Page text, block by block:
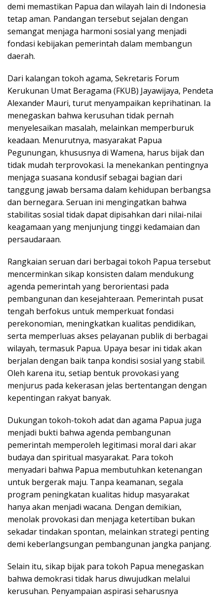
demi memastikan Papua dan wilayah lain di Indonesia
tetap aman. Pandangan tersebut sejalan dengan
semangat menjaga harmoni sosial yang menjadi
fondasi kebijakan pemerintah dalam membangun
daerah.
Dari kalangan tokoh agama, Sekretaris Forum
Kerukunan Umat Beragama (FKUB) Jayawijaya, Pendeta
Alexander Mauri, turut menyampaikan keprihatinan. Ia
menegaskan bahwa kerusuhan tidak pernah
menyelesaikan masalah, melainkan memperburuk
keadaan. Menurutnya, masyarakat Papua
Pegunungan, khususnya di Wamena, harus bijak dan
tidak mudah terprovokasi. Ia menekankan pentingnya
menjaga suasana kondusif sebagai bagian dari
tanggung jawab bersama dalam kehidupan berbangsa
dan bernegara. Seruan ini mengingatkan bahwa
stabilitas sosial tidak dapat dipisahkan dari nilai-nilai
keagamaan yang menjunjung tinggi kedamaian dan
persaudaraan.
Rangkaian seruan dari berbagai tokoh Papua tersebut
mencerminkan sikap konsisten dalam mendukung
agenda pemerintah yang berorientasi pada
pembangunan dan kesejahteraan. Pemerintah pusat
tengah berfokus untuk memperkuat fondasi
perekonomian, meningkatkan kualitas pendidikan,
serta memperluas akses pelayanan publik di berbagai
wilayah, termasuk Papua. Upaya besar ini tidak akan
berjalan dengan baik tanpa kondisi sosial yang stabil.
Oleh karena itu, setiap bentuk provokasi yang
menjurus pada kekerasan jelas bertentangan dengan
kepentingan rakyat banyak.
Dukungan tokoh-tokoh adat dan agama Papua juga
menjadi bukti bahwa agenda pembangunan
pemerintah memperoleh legitimasi moral dari akar
budaya dan spiritual masyarakat. Para tokoh
menyadari bahwa Papua membutuhkan ketenangan
untuk bergerak maju. Tanpa keamanan, segala
program peningkatan kualitas hidup masyarakat
hanya akan menjadi wacana. Dengan demikian,
menolak provokasi dan menjaga ketertiban bukan
sekadar tindakan spontan, melainkan strategi penting
demi keberlangsungan pembangunan jangka panjang.
Selain itu, sikap bijak para tokoh Papua menegaskan
bahwa demokrasi tidak harus diwujudkan melalui
kerusuhan. Penyampaian aspirasi seharusnya